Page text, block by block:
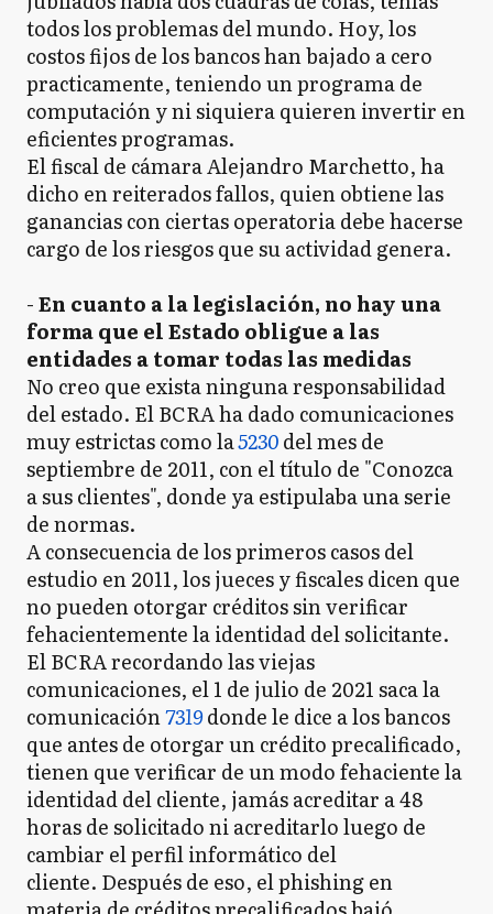
todos los problemas del mundo. Hoy, los
costos fijos de los bancos han bajado a cero
practicamente, teniendo un programa de
computación y ni siquiera quieren invertir en
eficientes programas.
El fiscal de cámara Alejandro Marchetto, ha
dicho en reiterados fallos, quien obtiene las
ganancias con ciertas operatoria debe hacerse
cargo de los riesgos que su actividad genera.
-En cuanto a la legislación, no hay una
forma que el Estado obligue a las
entidades a tomar todas las medidas
No creo que exista ninguna responsabilidad
del estado. El BCRA ha dado comunicaciones
muy estrictas como la5230del mes de
septiembre de 2011, con el título de "Conozca
a sus clientes", donde ya estipulaba una serie
de normas.
A consecuencia de los primeros casos del
estudio en 2011, los jueces y fiscales dicen que
no pueden otorgar créditos sin verificar
fehacientemente la identidad del solicitante.
El BCRA recordando las viejas
comunicaciones, el 1 de julio de 2021 saca la
comunicación7319donde le dice a los bancos
que antes de otorgar un crédito precalificado,
tienen que verificar de un modo fehaciente la
identidad del cliente, jamás acreditar a 48
horas de solicitado ni acreditarlo luego de
cambiar el perfil informático del
cliente. Después de eso, el phishing en